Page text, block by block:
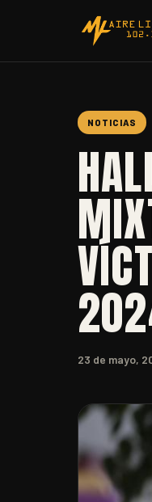
NOTICIAS
23 de mayo,